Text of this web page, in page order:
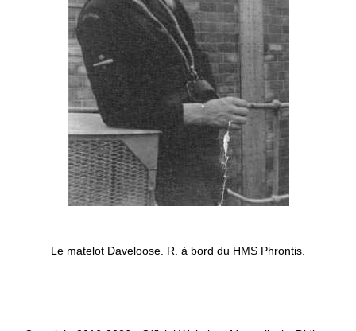
Le matelot Daveloose. R. à bord du HMS Phrontis.